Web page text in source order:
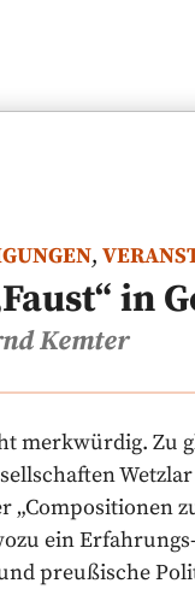
,
in
Kemter
merkwürdig. Zu
ein
preußische